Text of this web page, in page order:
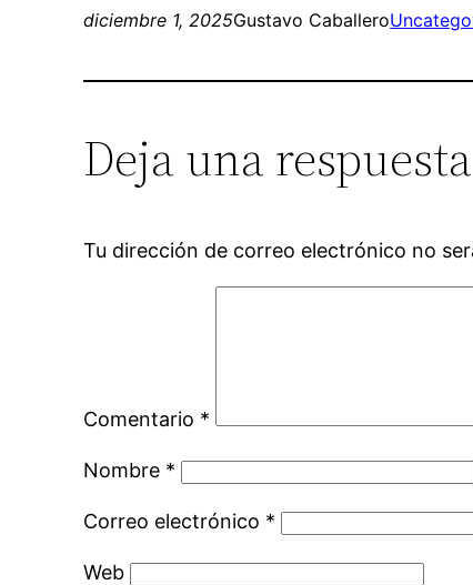
diciembre 1, 2025Gustavo Caballero
Deja una respuesta
Tu dirección de correo electrónico no
Comentario *
Nombre *
Correo electrónico *
Web